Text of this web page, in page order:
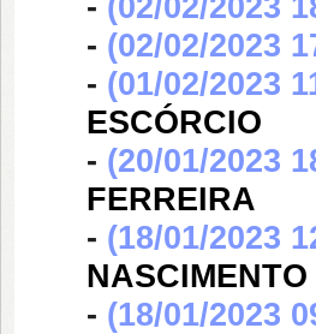
- (02/02/2023
- (02/02/2023
- (01/02/2023
ESCÓRCIO
- (20/01/2023
FERREIRA
- (18/01/2023
NASCIMENTO
- (18/01/2023